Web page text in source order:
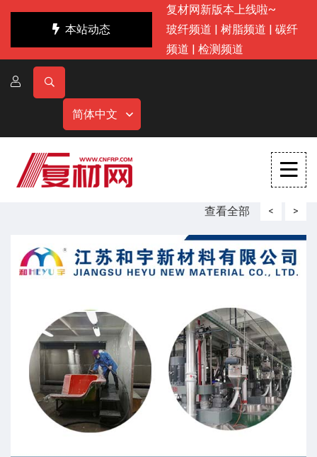
本站动态
复材网新版本上线啦~
玻纤频道 | 树脂频道 | 碳纤
频道 | 检测频道
简体中文
查看全部 < >